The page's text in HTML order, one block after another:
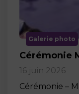
Galerie photo
Cérémonie
16 juin 2026
Cérémonie –